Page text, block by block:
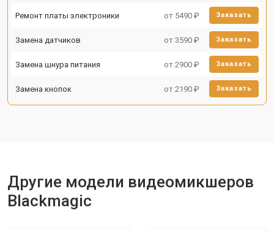
Ремонт платы электроники от 5490 ₽ Заказать
Замена датчиков от 3590 ₽ Заказать
Замена шнура питания от 2900 ₽ Заказать
Замена кнопок от 2190 ₽ Заказать
Другие модели видеомикшеров
Blackmagic